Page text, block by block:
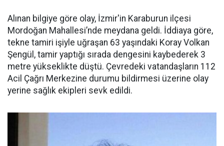
Alınan bilgiye göre olay, İzmir'in Karaburun ilçesi
Mordoğan Mahallesi’nde meydana geldi. İddiaya göre,
tekne tamiri işiyle uğraşan 63 yaşındaki Koray Volkan
Şengül, tamir yaptığı sırada dengesini kaybederek 3
metre yükseklikte düştü. Çevredeki vatandaşların 112
Acil Çağrı Merkezine durumu bildirmesi üzerine olay
yerine sağlık ekipleri sevk edildi.